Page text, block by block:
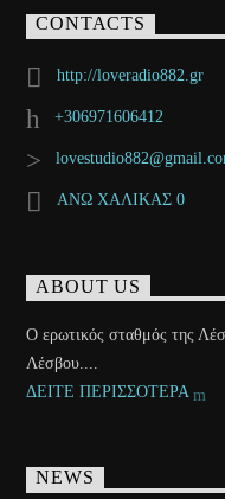
CONTACTS
http://loveradio882.gr
+306971606412
ΑΝΩ ΧΑΛΙΚΑΣ 0
ABOUT US
Ο ερωτικός σταθμός της
Λέσβου....
ΔΕΙΤΕ ΠΕΡΙΣΣΟΤΕΡΑ
NEWS